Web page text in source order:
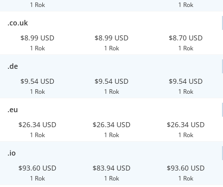
1 Rok 1 Rok
.co.uk
$8.99 USD
1 Rok
$8.99 USD
1 Rok
$8.70 USD
1 Rok
.de
$9.54 USD
1 Rok
$9.54 USD
1 Rok
$9.54 USD
1 Rok
.eu
$26.34 USD
1 Rok
$26.34 USD
1 Rok
$26.34 USD
1 Rok
.io
$93.60 USD
1 Rok
$83.94 USD
1 Rok
$93.60 USD
1 Rok